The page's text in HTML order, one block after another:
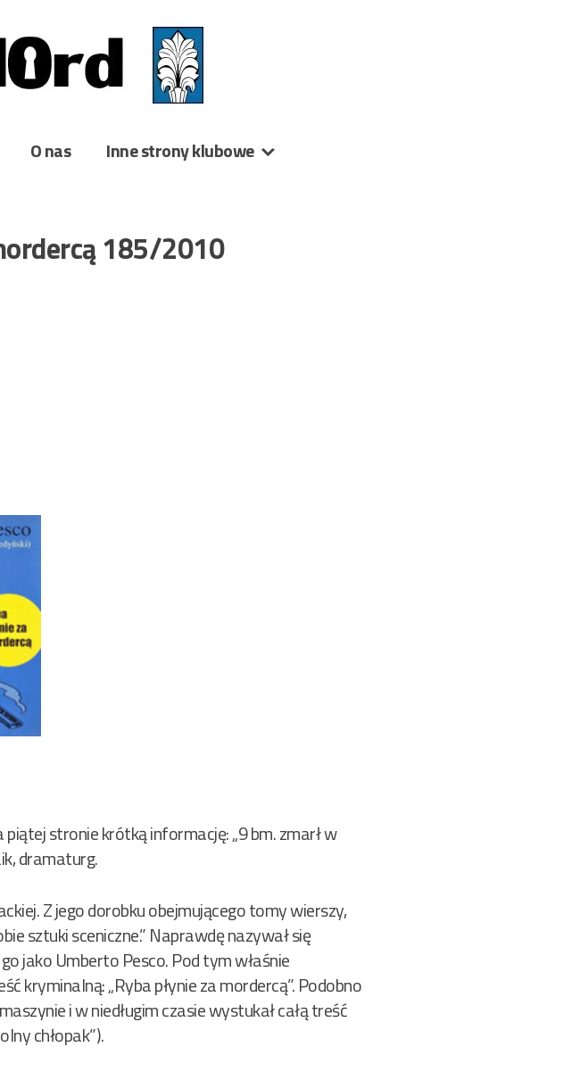
O nas Inne strony klubowe
185/2010
stronie krótką informację: „9 bm. zmarł w
dramaturg.
Z jego dorobku obejmującego tomy wierszy,
sztuki sceniczne.” Naprawdę nazywał się
jako Umberto Pesco. Pod tym właśnie
kryminalną: „Ryba płynie za mordercą”. Podobno
i w niedługim czasie wystukał całą treść
chłopak”).